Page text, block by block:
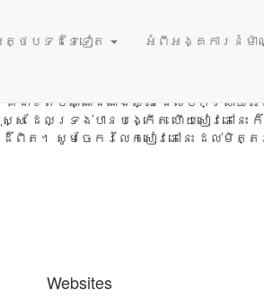
ត្ថបទដទៃទៀត អំពីអង្គការនំម៉ាណ
ើន​ម្ល៉េះ? ហេតុ​អ្វី​ការ​រស់​នៅ មាន​ការ​ពិ
គឺ​ជា​ខិត​ប័ណ្ណ​ដំណឹង​ល្អ ដែល​បក​ស្រាយ​
ដែល​ទ្រង់​បាន​បង្កើត ហើយ​សៀវ​ភៅ​នេះ
ដ៏​ពិត។ សូម​ចែក​រំលែក​សៀវភៅ​នេះ ដល់​
Websites